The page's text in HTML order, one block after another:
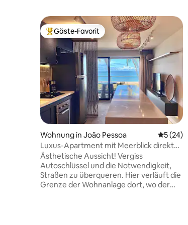
Beliebter Gäste-Favorit.
Gäste-Favorit
Wohnung in João Pessoa
5 (24)
Luxus-Apartment mit Meerblick direkt
am Strand
Ästhetische Aussicht! Vergiss
Autoschlüssel und die Notwendigkeit,
Straßen zu überqueren. Hier verläuft die
Grenze der Wohnanlage dort, wo der